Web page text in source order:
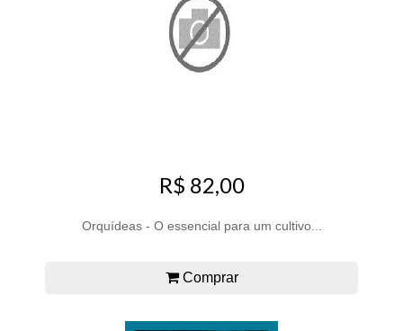
R$ 82,00
Orquídeas - O essencial para um cultivo...
Comprar